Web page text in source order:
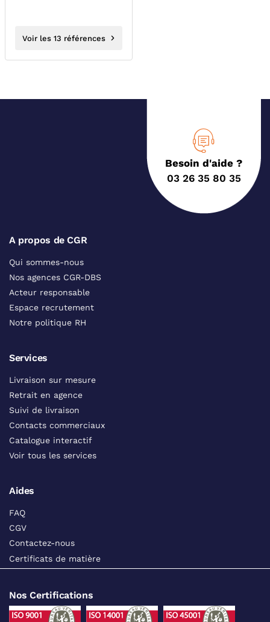
Voir les 13 références
Besoin d'aide ?
03 26 35 80 35
A propos de CGR
Qui sommes-nous
Nos agences CGR-DBS
Acteur responsable
Espace recrutement
Notre politique RH
Services
Livraison sur mesure
Retrait en agence
Suivi de livraison
Contacts commerciaux
Catalogue interactif
Voir tous les services
Aides
FAQ
CGV
Contactez-nous
Certificats de matière
Nos Certifications